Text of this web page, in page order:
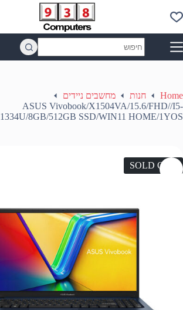
to
content
results
Home חנות
מחשבים ניידים
ASUS Vivobook/X1504VA/15.6/FHD//I5-
1334U/8GB/512GB SSD/WIN11 HOME/1YOS
SOLD OUT